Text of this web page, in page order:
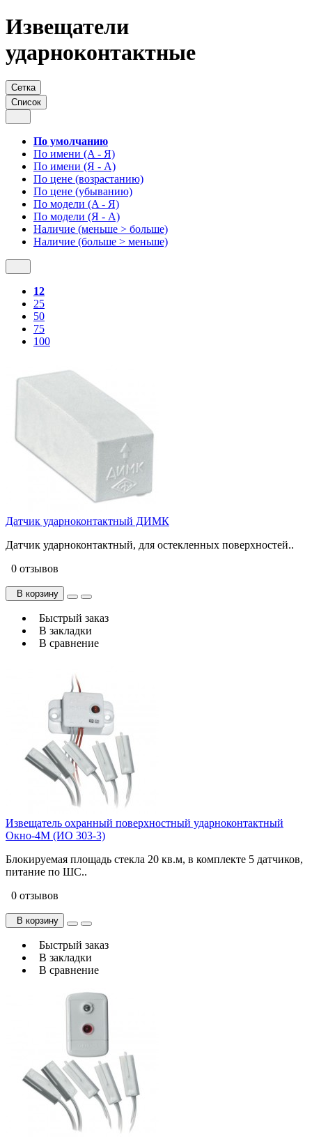
Извещатели
ударноконтактные
Сетка
Список
По умолчанию
По имени (A - Я)
По имени (Я - A)
По цене (возрастанию)
По цене (убыванию)
По модели (A - Я)
По модели (Я - A)
Наличие (меньше > больше)
Наличие (больше > меньше)
12
25
50
75
100
Датчик ударноконтактный ДИМК
Датчик ударноконтактный, для остекленных поверхностей..
0 отзывов
В корзину
Быстрый заказ
В закладки
В сравнение
Извещатель охранный поверхностный ударноконтактный
Окно-4М (ИО 303-3)
Блокируемая площадь стекла 20 кв.м, в комплекте 5 датчиков,
питание по ШС..
0 отзывов
В корзину
Быстрый заказ
В закладки
В сравнение